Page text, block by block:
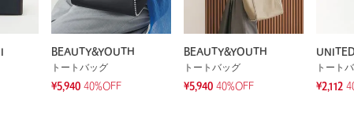
BEAUTY&YOUTH
トートバッグ
¥5,940 40%OFF
BEAUTY&YOUTH
トートバッグ
¥5,940 40%OFF
トート
¥2,112